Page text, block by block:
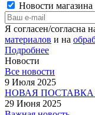
Новости магазина
Я согласен/согласна
материалов и на
Подробнее
Новости
Все новости
9 Июля 2025
НОВАЯ ПОСТАВКА
29 Июня 2025